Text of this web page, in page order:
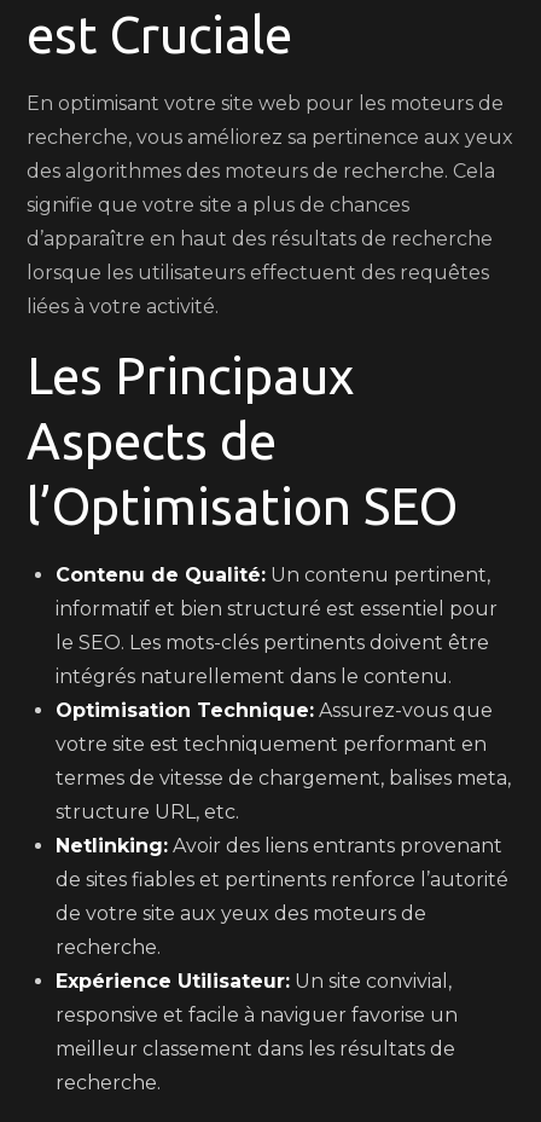
est Cruciale
En optimisant votre site web pour les moteurs de
recherche, vous améliorez sa pertinence aux yeux
des algorithmes des moteurs de recherche. Cela
signifie que votre site a plus de chances
d’apparaître en haut des résultats de recherche
lorsque les utilisateurs effectuent des requêtes
liées à votre activité.
Les Principaux
Aspects de
l’Optimisation SEO
Contenu de Qualité: Un contenu pertinent,
informatif et bien structuré est essentiel pour
le SEO. Les mots-clés pertinents doivent être
intégrés naturellement dans le contenu.
Optimisation Technique: Assurez-vous que
votre site est techniquement performant en
termes de vitesse de chargement, balises meta,
structure URL, etc.
Netlinking: Avoir des liens entrants provenant
de sites fiables et pertinents renforce l’autorité
de votre site aux yeux des moteurs de
recherche.
Expérience Utilisateur: Un site convivial,
responsive et facile à naviguer favorise un
meilleur classement dans les résultats de
recherche.